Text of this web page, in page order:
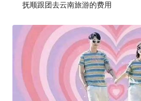
抚顺跟团去云南旅游的费用